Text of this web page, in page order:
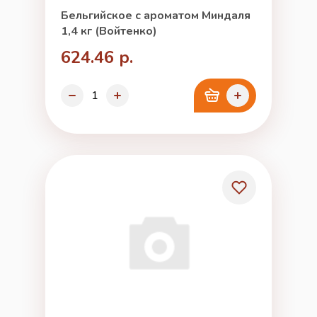
Бельгийское с ароматом Миндаля
1,4 кг (Войтенко)
624.46 р.